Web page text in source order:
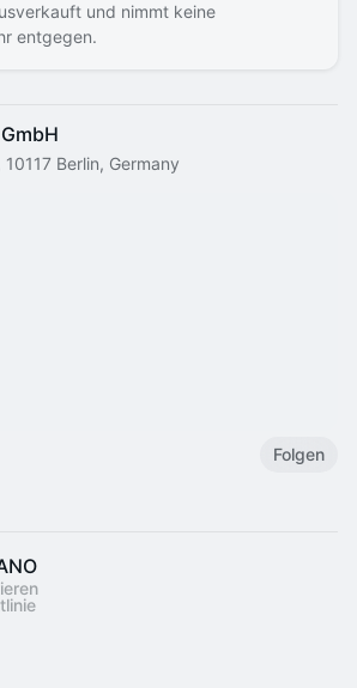
und nimmt keine
entgegen.
Berlin, Germany
Folgen